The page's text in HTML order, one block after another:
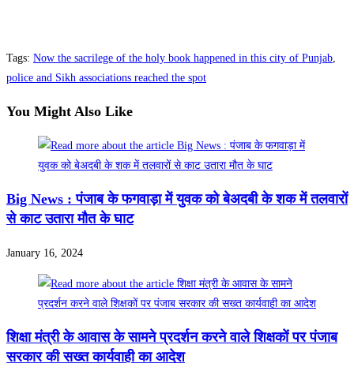
Tags: Now the sacrilege of the holy book happened in this city of Punjab
police and Sikh associations reached the spot
You Might Also Like
Big News : पंजाब के फगवाड़ा में युवक को बेअदबी के शक में तलवारों
से काट उतारा मौत के घाट
January 16, 2024
शिक्षा मंत्री के आवास के सामने प्रदर्शन करने वाले शिक्षकों पर पंजाब
सरकार की सख्त कार्यवाही का आदेश